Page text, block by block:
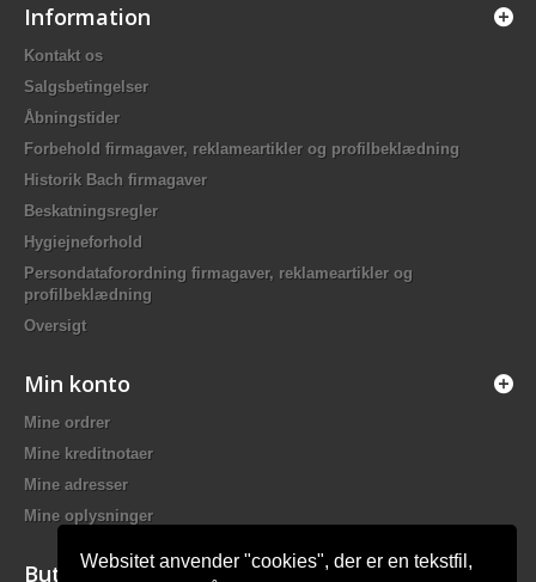
Websitet anvender "cookies", der er en tekstfil,
Information
Kontakt os
Salgsbetingelser
Åbningstider
Forbehold firmagaver, reklameartikler og profilbeklædning
Historik Bach firmagaver
Beskatningsregler
Hygiejneforhold
Persondataforordning firmagaver, reklameartikler og
profilbeklædning
Oversigt
Min konto
Mine ordrer
Mine kreditnotaer
Mine adresser
Mine oplysninger
Butiksinformation